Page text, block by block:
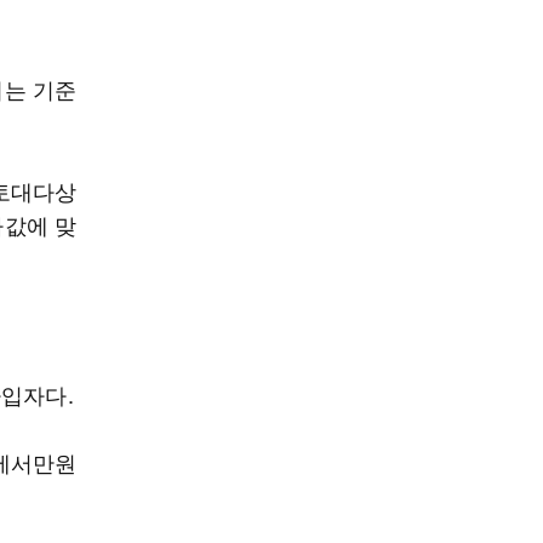
기준
대다상
에 맞
자다.
서만원